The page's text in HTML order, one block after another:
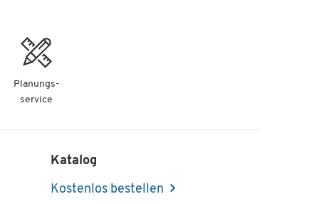
Planungs-
service
Katalog
Kostenlos bestellen